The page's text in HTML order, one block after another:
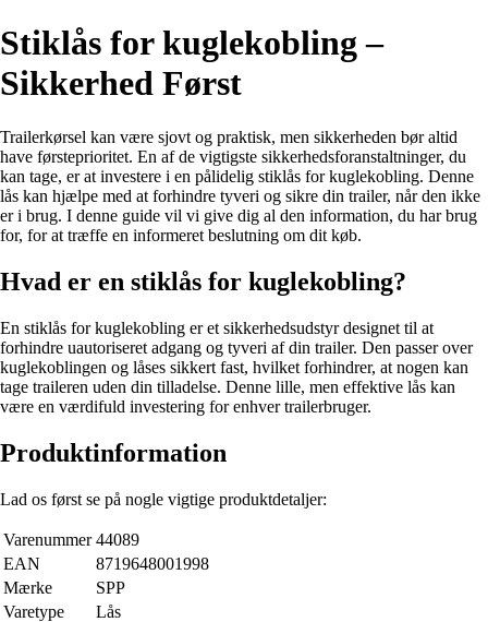
Stiklås for kuglekobling –
Sikkerhed Først
Trailerkørsel kan være sjovt og praktisk, men sikkerheden bør altid
have førsteprioritet. En af de vigtigste sikkerhedsforanstaltninger, du
kan tage, er at investere i en pålidelig stiklås for kuglekobling. Denne
lås kan hjælpe med at forhindre tyveri og sikre din trailer, når den ikke
er i brug. I denne guide vil vi give dig al den information, du har brug
for, for at træffe en informeret beslutning om dit køb.
Hvad er en stiklås for kuglekobling?
En stiklås for kuglekobling er et sikkerhedsudstyr designet til at
forhindre uautoriseret adgang og tyveri af din trailer. Den passer over
kuglekoblingen og låses sikkert fast, hvilket forhindrer, at nogen kan
tage traileren uden din tilladelse. Denne lille, men effektive lås kan
være en værdifuld investering for enhver trailerbruger.
Produktinformation
Lad os først se på nogle vigtige produktdetaljer:
Varenummer 44089
EAN
8719648001998
Mærke
SPP
Varetype
Lås